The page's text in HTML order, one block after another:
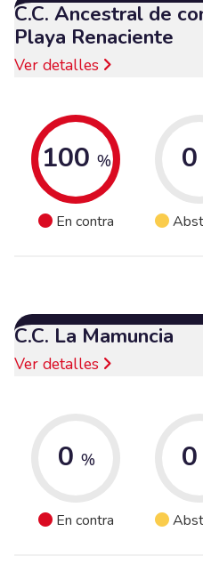
C.C. Ancestral de
Playa Renaciente
Ver detalles
100 %
En contra
0
C.C. La Mamuncia
Ver detalles
0 %
En contra
0